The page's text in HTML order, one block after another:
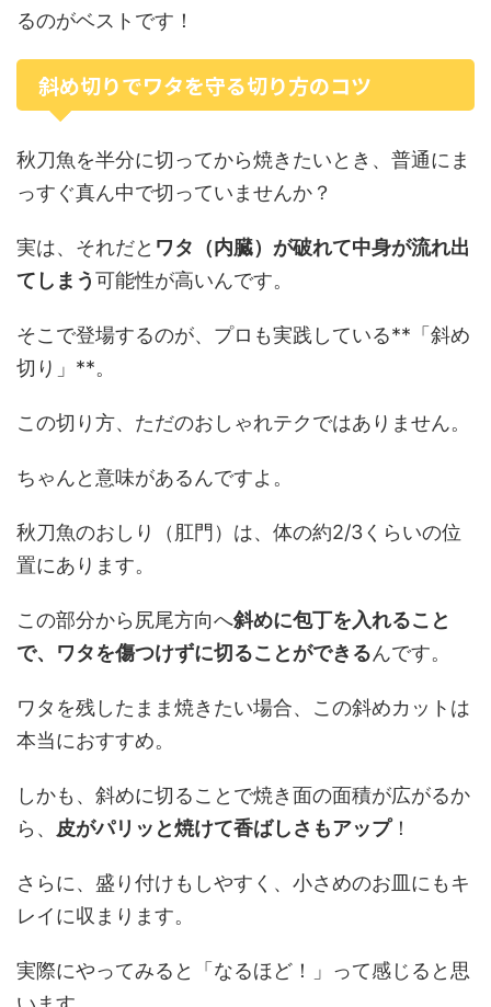
るのがベストです！
斜め切りでワタを守る切り方のコツ
秋刀魚を半分に切ってから焼きたいとき、普通にま
っすぐ真ん中で切っていませんか？
実は、それだと ワタ（内臓）が破れて中身が流れ出
てしまう可能性が高いんです。
そこで登場するのが、プロも実践している**「斜め
切り」**。
この切り方、ただのおしゃれテクではありません。
ちゃんと意味があるんですよ。
秋刀魚のおしり（肛門）は、体の約2/3くらいの位
置にあります。
この部分から尻尾方向へ斜めに包丁を入れること
で、ワタを傷つけずに切ることができるんです。
ワタを残したまま焼きたい場合、この斜めカットは
本当におすすめ。
しかも、斜めに切ることで焼き面の面積が広がるか
ら、 皮がパリッと焼けて香ばしさもアップ！
さらに、盛り付けもしやすく、小さめのお皿にもキ
レイに収まります。
実際にやってみると「なるほど！」って感じると思